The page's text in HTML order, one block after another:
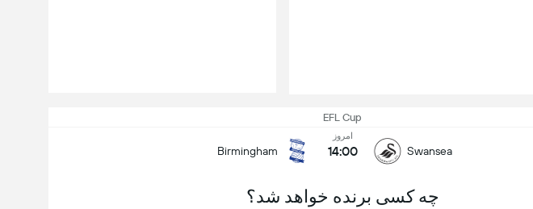
EFL Cup
Swansea
امروز
14:00
Birmingham
چه کسی برنده خواهد شد؟